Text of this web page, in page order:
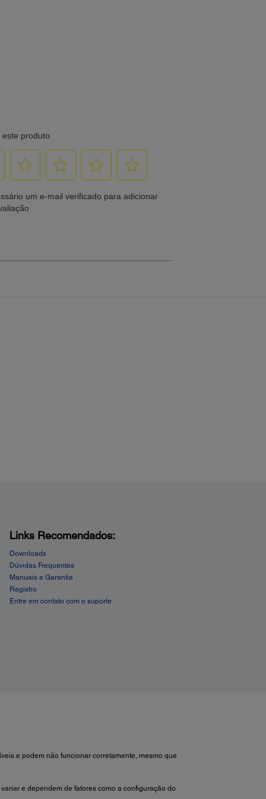
Links Recomendados:
Downloads
Dúvidas Frequentes
Manuais e Garantia
Registro
Entre em contato com o suporte
e podem não funcionar corretamente, mesmo que
e dependem de fatores como a configuração do